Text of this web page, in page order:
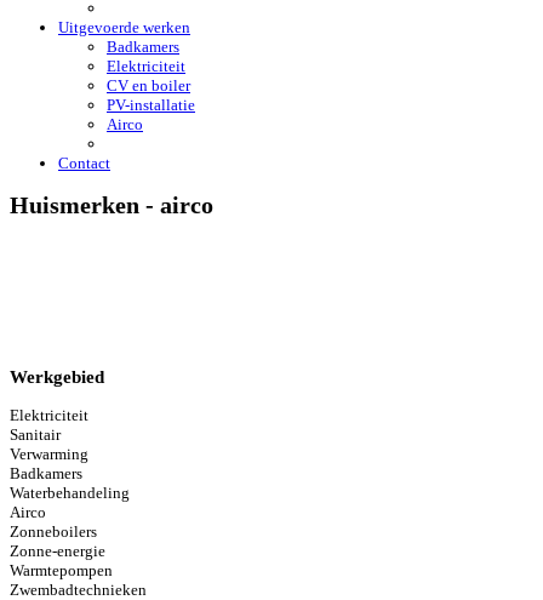
Uitgevoerde werken
Badkamers
Elektriciteit
CV en boiler
PV-installatie
Airco
Contact
Huismerken - airco
Werkgebied
Elektriciteit
Sanitair
Verwarming
Badkamers
Waterbehandeling
Airco
Zonneboilers
Zonne-energie
Warmtepompen
Zwembadtechnieken